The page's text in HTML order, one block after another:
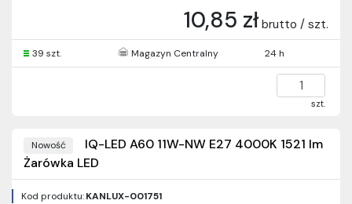
10,85 zł brutto / szt.
39 szt. Magazyn Centralny 24 h
szt.
Nowość
IQ-LED A60 11W-NW E27 4000K 1521 lm
Żarówka LED
Kod produktu:KANLUX-001751